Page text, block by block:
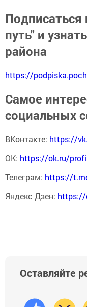
Подписаться
путь" и
района
https://
Самое
социальных
ВКонтакте: https://
ОК: https://ok.ru/
Телеграм: https://
Яндекс Дзен: https://
Оставляйте